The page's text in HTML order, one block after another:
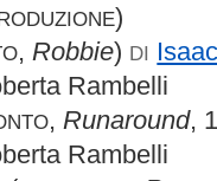
)
, Robbie) DI
Rambelli
, Runaround,
Rambelli